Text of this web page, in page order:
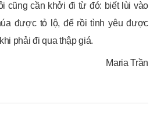
cũng cần khởi đi từ đó: biết lùi vào
được tỏ lộ, để rồi tình yêu được
phải đi qua thập giá.
Maria Trần